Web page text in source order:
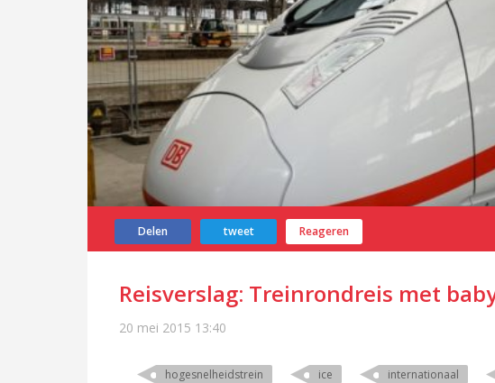
Delen tweet Reageren
Reisverslag: Treinrondreis met
20 mei 2015 13:40
hogesnelheidstrein ice internationaal